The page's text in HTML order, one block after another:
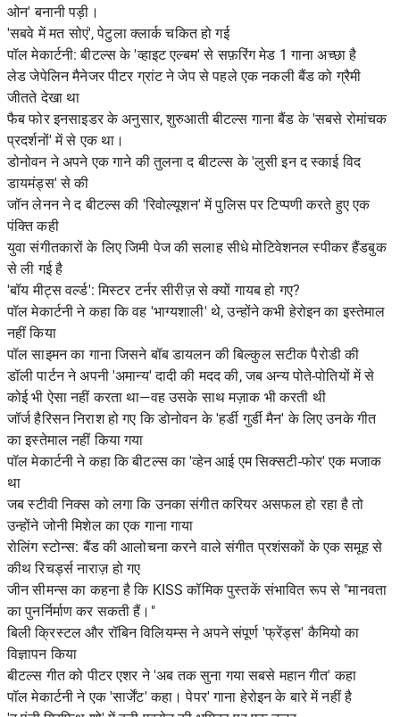
ओन' बनानी पड़ी।
'सबवे में मत सोएं', पेटुला क्लार्क चकित हो गई
पॉल मेकार्टनी: बीटल्स के 'व्हाइट एल्बम' से सफ़रिंग मेड 1 गाना अच्छा है
लेड जेपेलिन मैनेजर पीटर ग्रांट ने जेप से पहले एक नकली बैंड को ग्रैमी
जीतते देखा था
फैब फोर इनसाइडर के अनुसार, शुरुआती बीटल्स गाना बैंड के 'सबसे रोमांचक
प्रदर्शनों' में से एक था।
डोनोवन ने अपने एक गाने की तुलना द बीटल्स के 'लुसी इन द स्काई विद
डायमंड्स' से की
जॉन लेनन ने द बीटल्स की 'रिवोल्यूशन' में पुलिस पर टिप्पणी करते हुए एक
पंक्ति कही
युवा संगीतकारों के लिए जिमी पेज की सलाह सीधे मोटिवेशनल स्पीकर हैंडबुक
से ली गई है
'बॉय मीट्स वर्ल्ड': मिस्टर टर्नर सीरीज़ से क्यों गायब हो गए?
पॉल मेकार्टनी ने कहा कि वह 'भाग्यशाली' थे, उन्होंने कभी हेरोइन का इस्तेमाल
नहीं किया
पॉल साइमन का गाना जिसने बॉब डायलन की बिल्कुल सटीक पैरोडी की
डॉली पार्टन ने अपनी 'अमान्य' दादी की मदद की, जब अन्य पोते-पोतियों में से
कोई भी ऐसा नहीं करता था—वह उसके साथ मज़ाक भी करती थी
जॉर्ज हैरिसन निराश हो गए कि डोनोवन के 'हर्डी गुर्डी मैन' के लिए उनके गीत
का इस्तेमाल नहीं किया गया
पॉल मेकार्टनी ने कहा कि बीटल्स का 'व्हेन आई एम सिक्सटी-फोर' एक मजाक
था
जब स्टीवी निक्स को लगा कि उनका संगीत करियर असफल हो रहा है तो
उन्होंने जोनी मिशेल का एक गाना गाया
रोलिंग स्टोन्स: बैंड की आलोचना करने वाले संगीत प्रशंसकों के एक समूह से
कीथ रिचर्ड्स नाराज़ हो गए
जीन सीमन्स का कहना है कि KISS कॉमिक पुस्तकें संभावित रूप से "मानवता
का पुनर्निर्माण कर सकती हैं।"
बिली क्रिस्टल और रॉबिन विलियम्स ने अपने संपूर्ण 'फ्रेंड्स' कैमियो का
विज्ञापन किया
बीटल्स गीत को पीटर एशर ने 'अब तक सुना गया सबसे महान गीत' कहा
पॉल मेकार्टनी ने एक 'सार्जेंट' कहा। पेपर' गाना हेरोइन के बारे में नहीं है